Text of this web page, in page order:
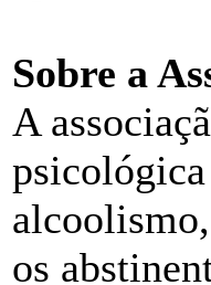
Sobre a
A
os